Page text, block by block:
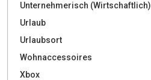
Unternehmerisch (Wirtschaftlich)
Urlaub
Urlaubsort
Wohnaccessoires
Xbox